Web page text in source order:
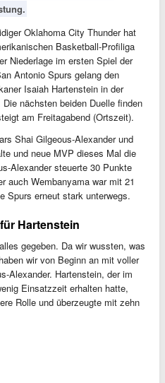
Oklahoma City Thunder hat
Basketball-Profiliga
Niederlage im ersten Spiel der
Antonio Spurs gelang den
Isaiah Hartenstein in der
nächsten beiden Duelle finden
am Freitagabend (Ortszeit).
Shai Gilgeous-Alexander und
und neue MVP dieses Mal die
Alexander steuerte 30 Punkte
auch Wembanyama war mit 21
Spurs erneut stark unterwegs.
Hartenstein
gegeben. Da wir wussten, was
wir von Beginn an mit voller
Alexander. Hartenstein, der im
Einsatzzeit erhalten hatte,
Rolle und überzeugte mit zehn